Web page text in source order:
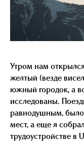
Утром нам
желтый (везде
южный городок, а
исследованы.
равнодушным, было
мест, а еще я
трудоустройстве в